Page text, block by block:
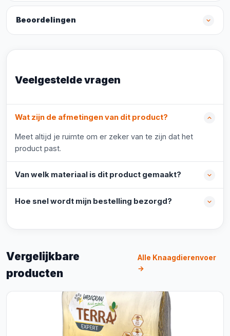
Beoordelingen
Veelgestelde vragen
Wat zijn de afmetingen van dit product?
Meet altijd je ruimte om er zeker van te zijn dat het
product past.
Van welk materiaal is dit product gemaakt?
Hoe snel wordt mijn bestelling bezorgd?
Vergelijkbare
producten
Alle Knaagdierenvoer
→